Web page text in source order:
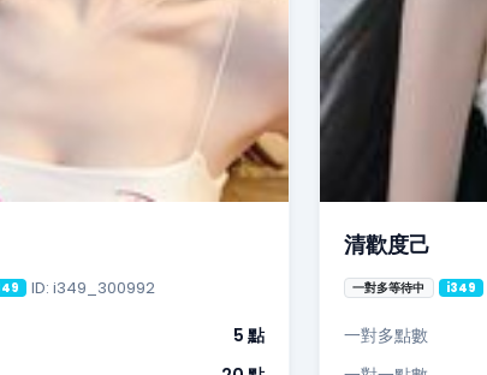
ID: i349_300992
5 點
清歡度己
一對多等待中 i349
一對多點數